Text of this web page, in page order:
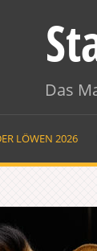
Das
LÖWEN 2026